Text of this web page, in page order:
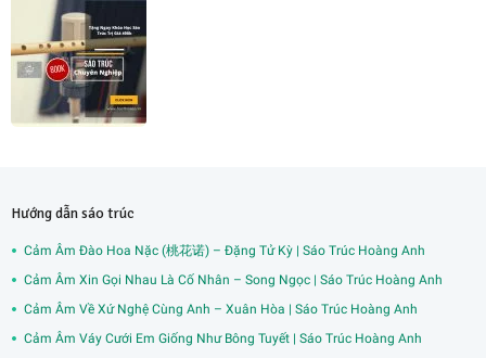
Hướng dẫn sáo trúc
Cảm Âm Đào Hoa Nặc (桃花诺) – Đặng Tử Kỳ | Sáo Trúc Hoàng Anh
Cảm Âm Xin Gọi Nhau Là Cố Nhân – Song Ngọc | Sáo Trúc Hoàng Anh
Cảm Âm Về Xứ Nghệ Cùng Anh – Xuân Hòa | Sáo Trúc Hoàng Anh
Cảm Âm Váy Cưới Em Giống Như Bông Tuyết | Sáo Trúc Hoàng Anh